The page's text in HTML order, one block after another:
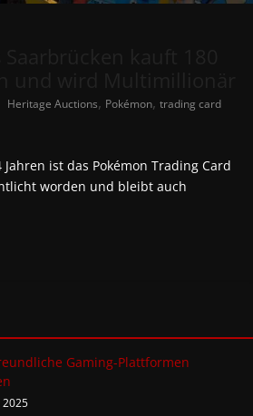
Heritage Auctions, Pokémon, trading card
Jahren ist das Pokémon Trading Card
worden und bleibt auch
Gaming-Plattformen
2025